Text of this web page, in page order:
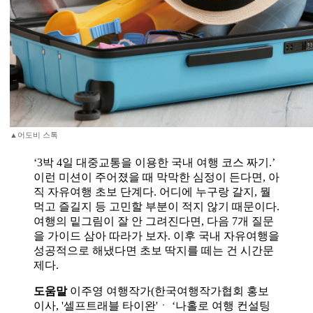
▲어도비 스톡
‘3박 4일 대중교통을 이용한 국내 여행 코스 짜기.’
이런 미션이 주어졌을 때 막막한 심정이 든다면, 아
직 자유여행 초보 단계다. 어디에 누구랑 갈지, 뭘
먹고 즐길지 등 고민할 부분이 적지 않기 때문이다.
여행의 밑그림이 잘 안 그려진다면, 다음 7개 질문
을 가이드 삼아 따라가 보자. 이후 국내 자유여행을
성공적으로 해냈다면 초보 딱지를 떼는 건 시간문
제다.
도움말이주영 여행작가(한국여행작가협회 홍보
이사, '셀프트래블 타이완'ㆍ ‘나홀로 여행 컨설팅